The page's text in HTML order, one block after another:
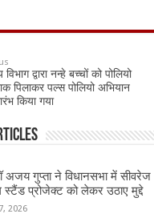
at
p
p
ai
l
ar
e
विभाग द्वारा नन्हे बच्चों को पोलियो
पिलाकर पल्स पोलियो अभियान
किया गया
अजय गुप्ता ने विधानसभा में सीवरेज
स्टैंड प्रोजेक्ट को लेकर उठाए मुद्दे
2026